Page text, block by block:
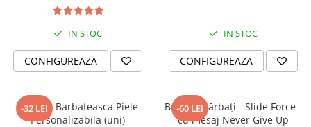
IN STOC
CONFIGUREAZA
IN STOC
CONFIGUREAZA
-32 LEI
Bratara Barbateasca Piele
Personalizabila (uni)
-60 LEI
Brățară bărbați - Slide Force -
cu mesaj Never Give Up